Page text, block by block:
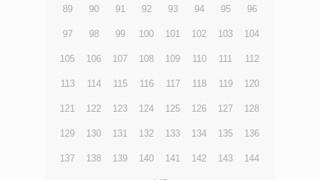
89 90 91 92 93 94 95 96
97 98 99 100 101 102 103 104
105 106 107 108 109 110 111 112
113 114 115 116 117 118 119 120
121 122 123 124 125 126 127 128
129 130 131 132 133 134 135 136
137 138 139 140 141 142 143 144